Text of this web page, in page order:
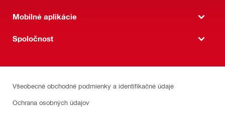
Mobilné aplikácie
Spoločnost
Všeobecné obchodné podmienky a identifikačné údaje
Ochrana osobných údajov